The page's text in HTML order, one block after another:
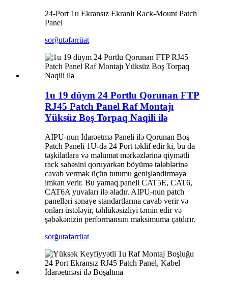
24-Port 1u Ekransız Ekranlı Rack-Mount Patch
Panel
sorğutəfərrüat
1u 19 düym 24 Portlu Qorunan FTP
RJ45 Patch Panel Raf Montajı
Yüksüz Boş Torpaq Naqili ilə
AIPU-nun İdarəetmə Paneli ilə Qorunan Boş
Patch Paneli 1U-da 24 Port təklif edir ki, bu da
təşkilatlara və məlumat mərkəzlərinə qiymətli
rack sahəsini qoruyarkən böyümə tələblərinə
cavab vermək üçün tutumu genişləndirməyə
imkan verir. Bu yamaq paneli CAT5E, CAT6,
CAT6A yuvaları ilə əladır. AIPU-nun patch
panelləri sənaye standartlarına cavab verir və
onları üstələyir, təhlükəsizliyi təmin edir və
şəbəkənizin performansını maksimuma çatdırır.
sorğutəfərrüat